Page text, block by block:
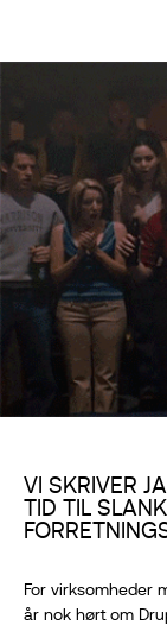
VI SKRIVER
TID TIL
For virksomheder
år nok hørt om